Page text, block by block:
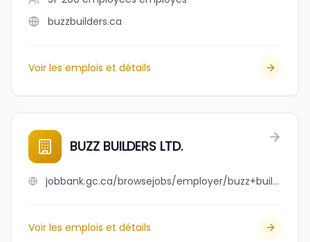
buzzbuilders.ca
Voir les emplois et détails
BUZZ BUILDERS LTD.
jobbank.gc.ca/browsejobs/employer/buzz+builders+ltd./ca
Voir les emplois et détails